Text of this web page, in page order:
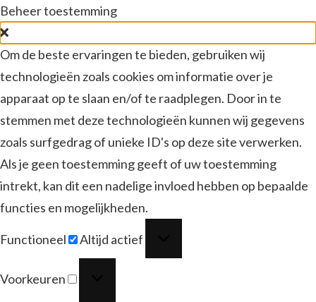
Beheer toestemming
Om de beste ervaringen te bieden, gebruiken wij
technologieën zoals cookies om informatie over je
apparaat op te slaan en/of te raadplegen. Door in te
stemmen met deze technologieën kunnen wij gegevens
zoals surfgedrag of unieke ID's op deze site verwerken.
Als je geen toestemming geeft of uw toestemming
intrekt, kan dit een nadelige invloed hebben op bepaalde
functies en mogelijkheden.
Functioneel Altijd actief
Voorkeuren